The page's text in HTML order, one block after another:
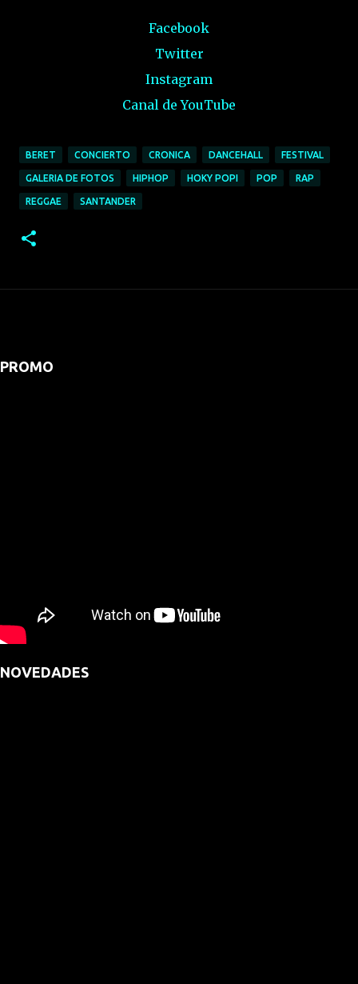
Facebook
Twitter
Instagram
Canal de YouTube
BERET CONCIERTO CRONICA DANCEHALL FESTIVAL
GALERIA DE FOTOS HIPHOP HOKY POPI POP RAP
REGGAE SANTANDER
PROMO
NOVEDADES